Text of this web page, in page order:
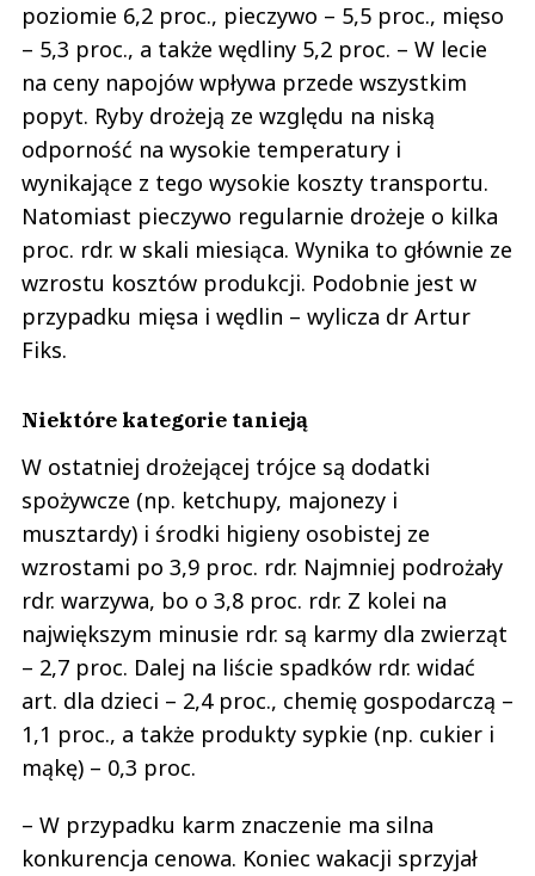
poziomie 6,2 proc., pieczywo – 5,5 proc., mięso
– 5,3 proc., a także wędliny 5,2 proc. – W lecie
na ceny napojów wpływa przede wszystkim
popyt. Ryby drożeją ze względu na niską
odporność na wysokie temperatury i
wynikające z tego wysokie koszty transportu.
Natomiast pieczywo regularnie drożeje o kilka
proc. rdr. w skali miesiąca. Wynika to głównie ze
wzrostu kosztów produkcji. Podobnie jest w
przypadku mięsa i wędlin – wylicza dr Artur
Fiks.
Niektóre kategorie tanieją
W ostatniej drożejącej trójce są dodatki
spożywcze (np. ketchupy, majonezy i
musztardy) i środki higieny osobistej ze
wzrostami po 3,9 proc. rdr. Najmniej podrożały
rdr. warzywa, bo o 3,8 proc. rdr. Z kolei na
największym minusie rdr. są karmy dla zwierząt
– 2,7 proc. Dalej na liście spadków rdr. widać
art. dla dzieci – 2,4 proc., chemię gospodarczą –
1,1 proc., a także produkty sypkie (np. cukier i
mąkę) – 0,3 proc.
– W przypadku karm znaczenie ma silna
konkurencja cenowa. Koniec wakacji sprzyjał